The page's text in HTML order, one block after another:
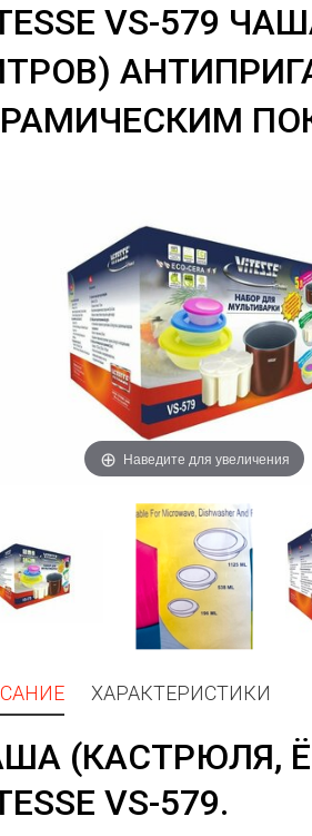
VS-579
Наведите для увеличения
ХАРАКТЕРИСТИКИ
(КАСТРЮЛЯ,
VS-579.